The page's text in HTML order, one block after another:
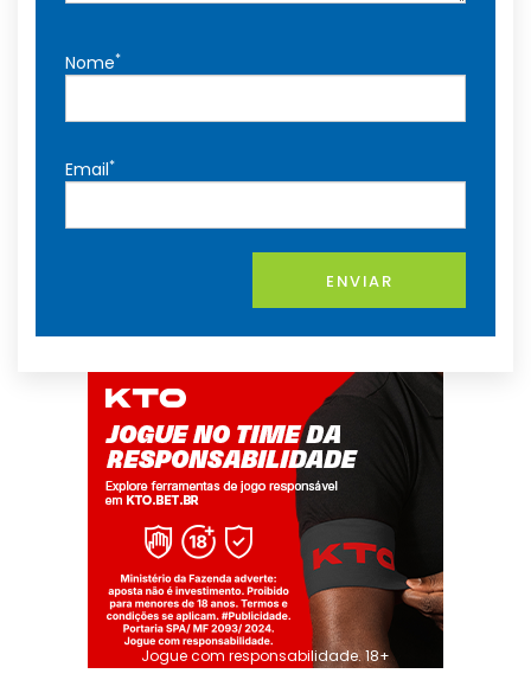
Nome*
Email*
ENVIAR
Jogue com responsabilidade. 18+